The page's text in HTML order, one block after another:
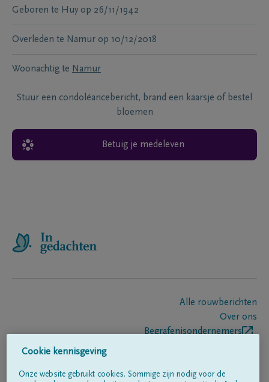
Geboren te Huy op 26/11/1942
Overleden te Namur op 10/12/2018
Woonachtig te Namur
Stuur een condoléancebericht, brand een kaarsje of bestel
bloemen
Betuig je medeleven
Alle rouwberichten
Over ons
Begrafenisondernemers
Cookie kennisgeving
Onze website gebruikt cookies. Sommige zijn nodig voor de